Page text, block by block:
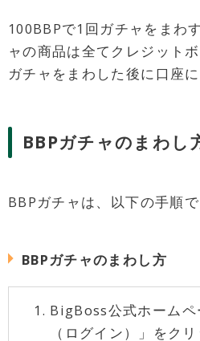
100BBPで1回ガチャをまわ
ャの商品は全てクレジット
ガチャをまわした後に口座に
BBPガチャのまわし
BBPガチャは、以下の手順で
BBPガチャのまわし方
BigBoss公式ホーム
（ログイン）」をクリ